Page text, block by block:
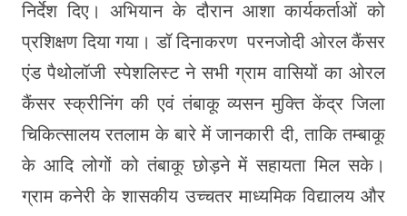
निर्देश दिए। अभियान के दौरान आशा कार्यकर्ताओं को
प्रशिक्षण दिया गया। डॉ दिनाकरण परनजोदी ओरल कैंसर
एंड पैथोलॉजी स्पेशलिस्ट ने सभी ग्राम वासियों का ओरल
कैंसर स्क्रीनिंग की एवं तंबाकू व्यसन मुक्ति केंद्र जिला
चिकित्सालय रतलाम के बारे में जानकारी दी, ताकि तम्बाकू
के आदि लोगों को तंबाकू छोड़ने में सहायता मिल सके।
ग्राम कनेरी के शासकीय उच्चतर माध्यमिक विद्यालय और